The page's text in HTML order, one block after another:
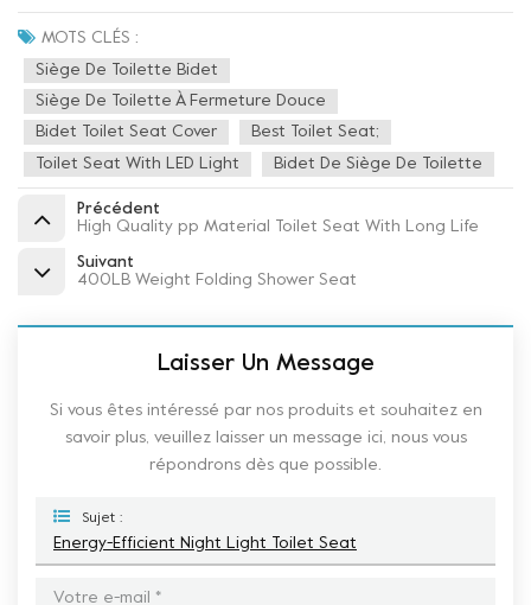
MOTS CLÉS :
Siège De Toilette Bidet
Siège De Toilette À Fermeture Douce
Bidet Toilet Seat Cover
Best Toilet Seat;
Toilet Seat With LED Light Bidet De Siège De Toilette
Précédent
High Quality pp Material Toilet Seat With Long Life
Suivant
400LB Weight Folding Shower Seat
Laisser Un Message
Si vous êtes intéressé par nos produits et souhaitez en
savoir plus, veuillez laisser un message ici, nous vous
répondrons dès que possible.
Sujet :
Energy-Efficient Night Light Toilet Seat